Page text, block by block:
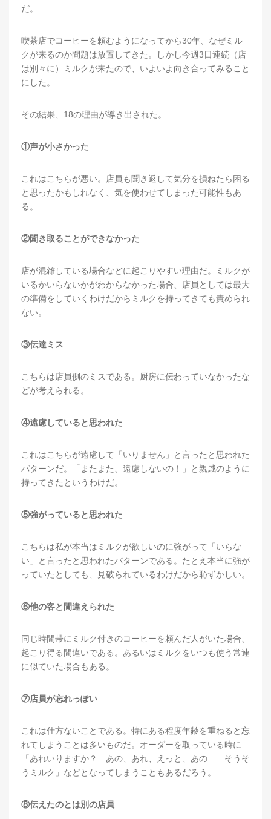
だ。
喫茶店でコーヒーを頼むようになってから30年、なぜミル
クが来るのか問題は放置してきた。しかし今週3日連続（店
は別々に）ミルクが来たので、いよいよ向き合ってみること
にした。
その結果、18の理由が導き出された。
①声が小さかった
これはこちらが悪い。店員も聞き返して気分を損ねたら困る
と思ったかもしれなく、気を使わせてしまった可能性もあ
る。
②聞き取ることができなかった
店が混雑している場合などに起こりやすい理由だ。ミルクが
いるかいらないかがわからなかった場合、店員としては最大
の準備をしていくわけだからミルクを持ってきても責められ
ない。
③伝達ミス
こちらは店員側のミスである。厨房に伝わっていなかったな
どが考えられる。
④遠慮していると思われた
これはこちらが遠慮して「いりません」と言ったと思われた
パターンだ。「またまた、遠慮しないの！」と親戚のように
持ってきたというわけだ。
⑤強がっていると思われた
こちらは私が本当はミルクが欲しいのに強がって「いらな
い」と言ったと思われたパターンである。たとえ本当に強が
っていたとしても、見破られているわけだから恥ずかしい。
⑥他の客と間違えられた
同じ時間帯にミルク付きのコーヒーを頼んだ人がいた場合、
起こり得る間違いである。あるいはミルクをいつも使う常連
に似ていた場合もある。
⑦店員が忘れっぽい
これは仕方ないことである。特にある程度年齢を重ねると忘
れてしまうことは多いものだ。オーダーを取っている時に
「あれいりますか？ あの、あれ、えっと、あの……そうそ
うミルク」などとなってしまうこともあるだろう。
⑧伝えたのとは別の店員